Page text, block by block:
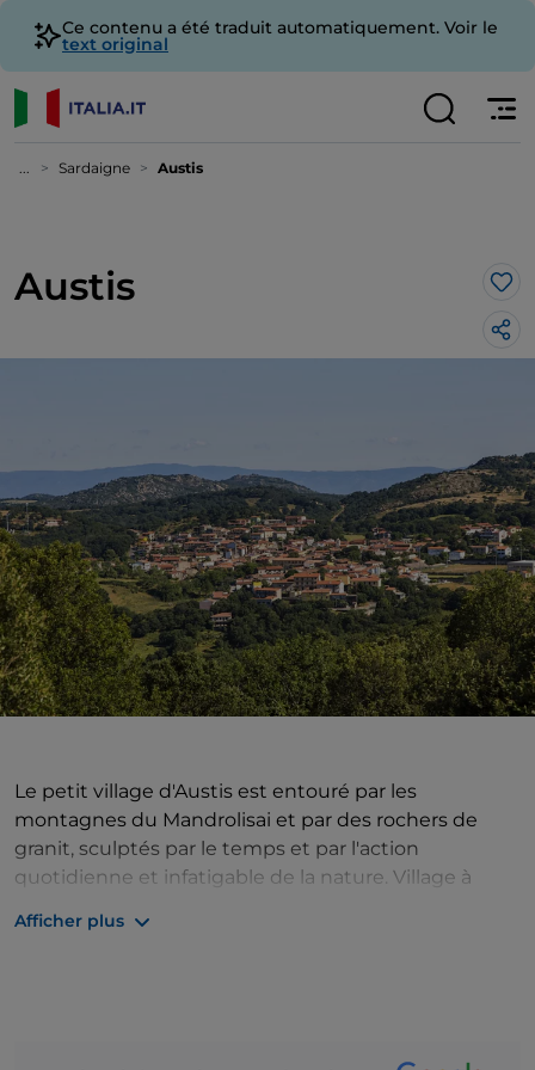
Ce contenu a été traduit automatiquement. Voir le
text original
... Sardaigne Austis
Austis
Le petit village d'Austis est entouré par les
montagnes du Mandrolisai et par des rochers de
granit, sculptés par le temps et par l'action
quotidienne et infatigable de la nature. Village à
nuragique, il conserve encore aujourd'hui sur son
Afficher plus